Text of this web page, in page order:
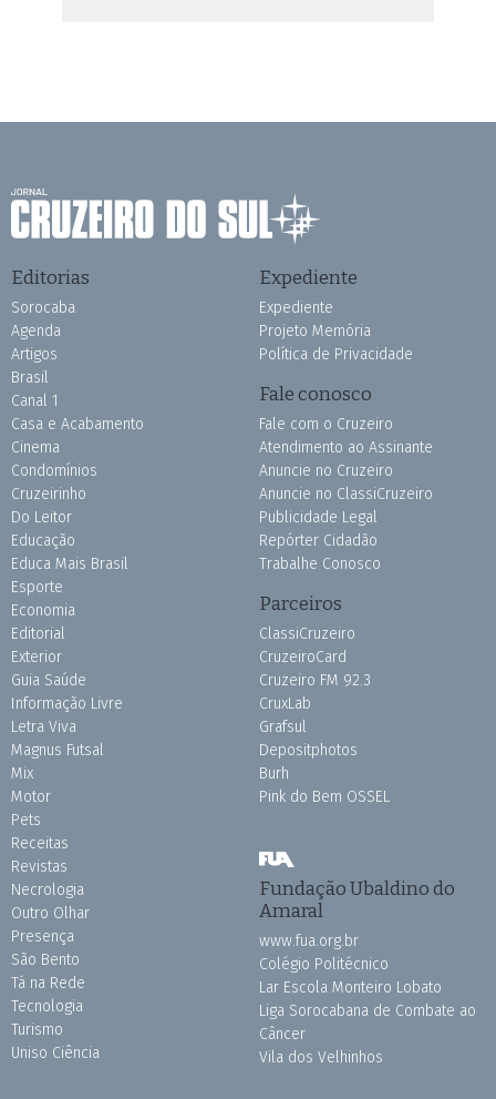
Editorias
Sorocaba
Agenda
Artigos
Brasil
Canal 1
Casa e Acabamento
Cinema
Condomínios
Cruzeirinho
Do Leitor
Educação
Educa Mais Brasil
Esporte
Economia
Editorial
Exterior
Guia Saúde
Informação Livre
Letra Viva
Magnus Futsal
Mix
Motor
Pets
Receitas
Revistas
Necrologia
Outro Olhar
Presença
São Bento
Tá na Rede
Tecnologia
Turismo
Uniso Ciência
Expediente
Expediente
Projeto Memória
Política de Privacidade
Fale conosco
Fale com o Cruzeiro
Atendimento ao Assinante
Anuncie no Cruzeiro
Anuncie no ClassiCruzeiro
Publicidade Legal
Repórter Cidadão
Trabalhe Conosco
Parceiros
ClassiCruzeiro
CruzeiroCard
Cruzeiro FM 92.3
CruxLab
Grafsul
Depositphotos
Burh
Pink do Bem OSSEL
Fundação Ubaldino do
Amaral
www.fua.org.br
Colégio Politécnico
Lar Escola Monteiro Lobato
Liga Sorocabana de Combate ao
Câncer
Vila dos Velhinhos